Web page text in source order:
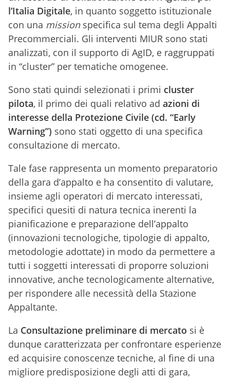
l’Italia Digitale, in quanto soggetto istituzionale
con una missionspecifica sul tema degli Appalti
Precommerciali. Gli interventi MIUR sono stati
analizzati, con il supporto di AgID, e raggruppati
in “cluster” per tematiche omogenee.
Sono stati quindi selezionati i primi cluster
pilota, il primo dei quali relativo ad azioni di
interesse della Protezione Civile (cd. “Early
Warning”) sono stati oggetto di una specifica
consultazione di mercato.
Tale fase rappresenta un momento preparatorio
della gara d’appalto e ha consentito di valutare,
insieme agli operatori di mercato interessati,
specifici quesiti di natura tecnica inerenti la
pianificazione e preparazione dell’appalto
(innovazioni tecnologiche, tipologie di appalto,
metodologie adottate) in modo da permettere a
tutti i soggetti interessati di proporre soluzioni
innovative, anche tecnologicamente alternative,
per rispondere alle necessità della Stazione
Appaltante.
La Consultazione preliminare di mercato si è
dunque caratterizzata per confrontare esperienze
ed acquisire conoscenze tecniche, al fine di una
migliore predisposizione degli atti di gara,